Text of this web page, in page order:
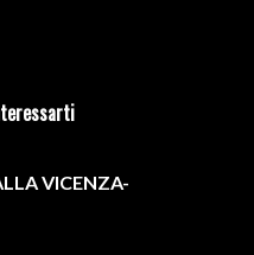
VICENZA-